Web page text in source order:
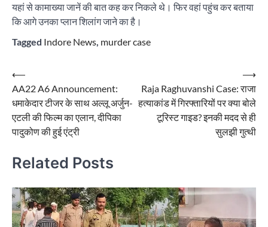
यहां से कामाख्या जानें की बात कह कर निकले थे। फिर वहां पहुंच कर बताया
कि आगे उनका प्लान शिलांग जाने का है।
Tagged Indore News murder case
Post
navigation
⟵
AA22 A6 Announcement:
धमाकेदार टीजर के साथ अल्लू अर्जुन-
एटली की फिल्म का एलान, दीपिका
पादुकोण की हुई एंट्री
Raja Raghuvanshi Case: राजा
हत्याकांड में गिरफ्तारियों पर क्या बोले
टूरिस्ट गाइड? इनकी मदद से ही
सुलझी गुत्थी
⟶
Related Posts